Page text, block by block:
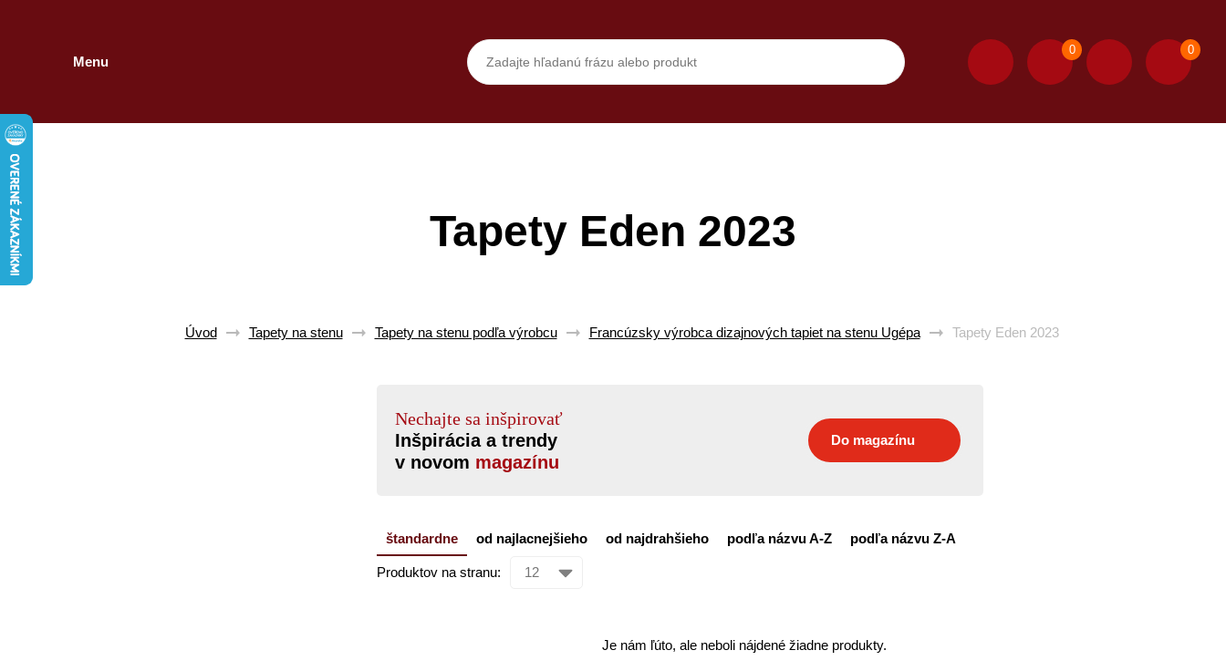
Menu
0 0
Tapety Eden 2023
Úvod Tapety na stenu Tapety na stenu podľa výrobcu Francúzsky výrobca dizajnových tapiet na stenu Ugépa Tapety Eden 2023
Nechajte sa inšpirovať
Inšpirácia a trendy
v novom magazínu
Do magazínu
štandardne od najlacnejšieho od najdrahšieho podľa názvu A-Z podľa názvu Z-A
Produktov na stranu:
Je nám ľúto, ale neboli nájdené žiadne produkty.